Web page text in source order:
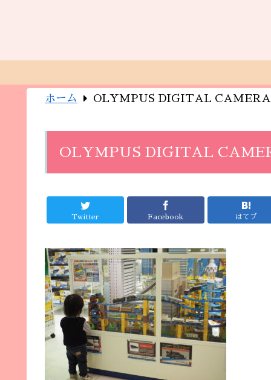
ホーム OLYMPUS DIGITAL CAMERA
OLYMPUS DIGITAL
Twitter Facebook はてブ